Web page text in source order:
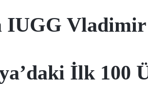
IUGG
İlk 100